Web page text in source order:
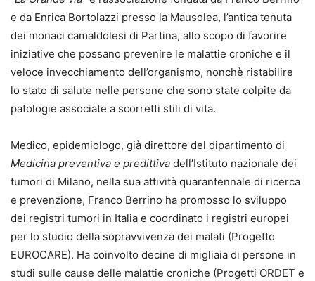
e da Enrica Bortolazzi presso la Mausolea, l’antica tenuta
dei monaci camaldolesi di Partina, allo scopo di favorire
iniziative che possano prevenire le malattie croniche e il
veloce invecchiamento dell’organismo, nonchè ristabilire
lo stato di salute nelle persone che sono state colpite da
patologie associate a scorretti stili di vita.
Medico, epidemiologo, già direttore del dipartimento di
Medicina preventiva e predittiva dell’Istituto nazionale dei
tumori di Milano, nella sua attività quarantennale di ricerca
e prevenzione, Franco Berrino ha promosso lo sviluppo
dei registri tumori in Italia e coordinato i registri europei
per lo studio della sopravvivenza dei malati (Progetto
EUROCARE). Ha coinvolto decine di migliaia di persone in
studi sulle cause delle malattie croniche (Progetti ORDET e